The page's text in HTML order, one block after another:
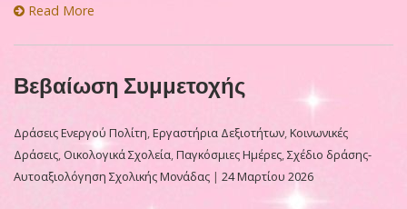
Read More
Βεβαίωση Συμμετοχής
Δράσεις Ενεργού Πολίτη,Εργαστήρια Δεξιοτήτων,Κοινωνικές
Δράσεις, Οικολογικά Σχολεία,Παγκόσμιες Ημέρες,Σχέδιο δράσης-
Αυτοαξιολόγηση Σχολικής Μονάδας | 24 Μαρτίου 2026